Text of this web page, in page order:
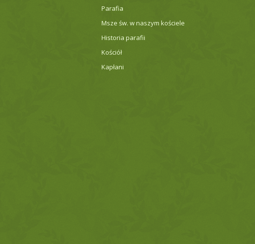
Parafia
Msze św. w naszym kościele
Historia parafii
Kościół
Kapłani